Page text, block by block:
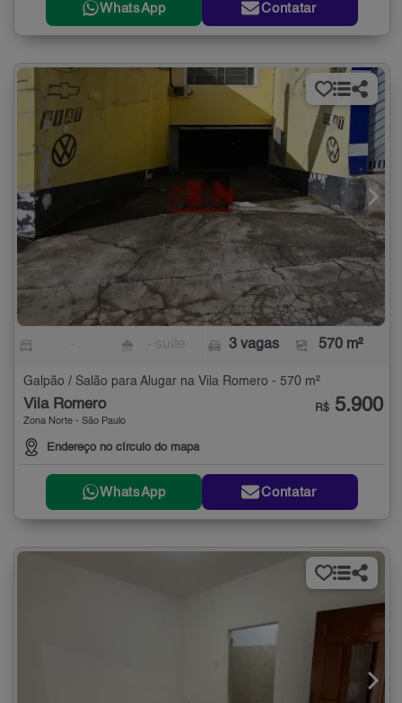
WhatsApp Contatar
3 vagas 570 m²
Galpão / Salão para Alugar na Vila Romero - 570 m²
Vila Romero
Zona Norte - São Paulo
Endereço no círculo do mapa
R$ 5.900
WhatsApp Contatar